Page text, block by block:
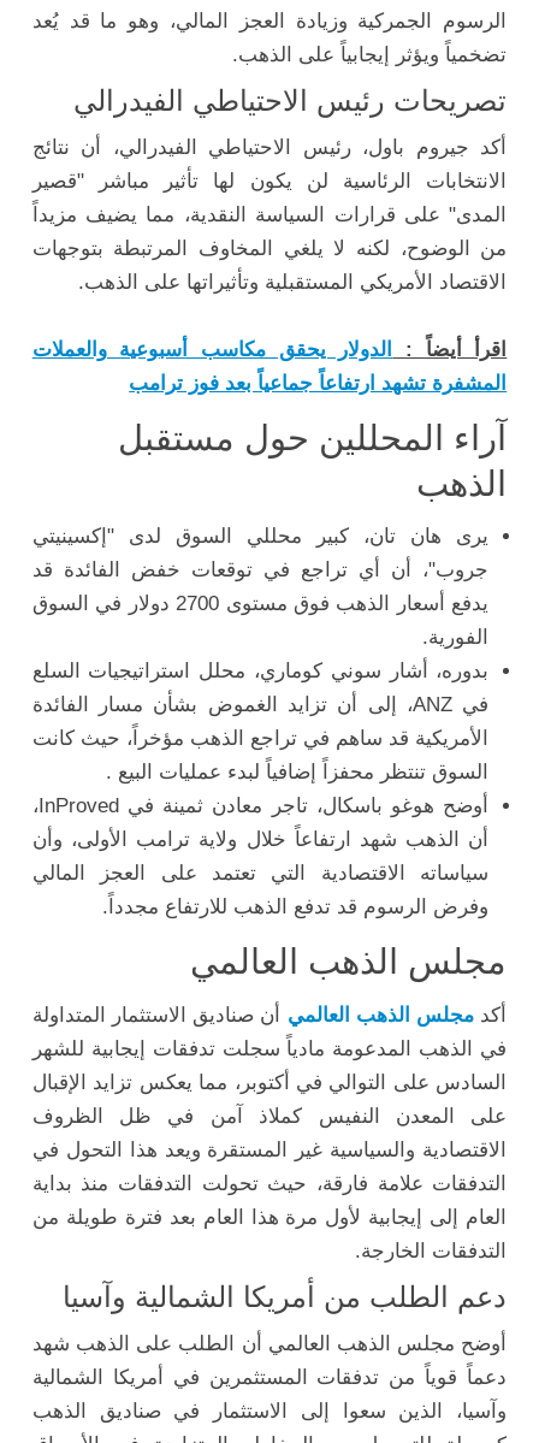
الرسوم الجمركية وزيادة العجز المالي، وهو ما قد يُعد
تضخمياً ويؤثر إيجابياً على الذهب.
تصريحات رئيس الاحتياطي الفيدرالي
أكد جيروم باول، رئيس الاحتياطي الفيدرالي، أن نتائج
الانتخابات الرئاسية لن يكون لها تأثير مباشر "قصير
المدى" على قرارات السياسة النقدية، مما يضيف مزيداً
من الوضوح، لكنه لا يلغي المخاوف المرتبطة بتوجهات
الاقتصاد الأمريكي المستقبلية وتأثيراتها على الذهب.
اقرأ أيضاً :
الدولار يحقق مكاسب أسبوعية والعملات
المشفرة تشهد ارتفاعاً جماعياً بعد فوز ترامب
آراء المحللين حول مستقبل
الذهب
يرى هان تان، كبير محللي السوق لدى "إكسينيتي
جروب"، أن أي تراجع في توقعات خفض الفائدة قد
يدفع أسعار الذهب فوق مستوى 2700 دولار في السوق
الفورية.
بدوره، أشار سوني كوماري، محلل استراتيجيات السلع
في ANZ، إلى أن تزايد الغموض بشأن مسار الفائدة
الأمريكية قد ساهم في تراجع الذهب مؤخراً، حيث كانت
السوق تنتظر محفزاً إضافياً لبدء عمليات البيع .
أوضح هوغو باسكال، تاجر معادن ثمينة في InProved،
أن الذهب شهد ارتفاعاً خلال ولاية ترامب الأولى، وأن
سياساته الاقتصادية التي تعتمد على العجز المالي
وفرض الرسوم قد تدفع الذهب للارتفاع مجدداً.
مجلس الذهب العالمي
أكد مجلس الذهب العالمي أن صناديق الاستثمار المتداولة
في الذهب المدعومة مادياً سجلت تدفقات إيجابية للشهر
السادس على التوالي في أكتوبر، مما يعكس تزايد الإقبال
على المعدن النفيس كملاذ آمن في ظل الظروف
الاقتصادية والسياسية غير المستقرة ويعد هذا التحول في
التدفقات علامة فارقة، حيث تحولت التدفقات منذ بداية
العام إلى إيجابية لأول مرة هذا العام بعد فترة طويلة من
التدفقات الخارجة.
دعم الطلب من أمريكا الشمالية وآسيا
أوضح مجلس الذهب العالمي أن الطلب على الذهب شهد
دعماً قوياً من تدفقات المستثمرين في أمريكا الشمالية
وآسيا، الذين سعوا إلى الاستثمار في صناديق الذهب